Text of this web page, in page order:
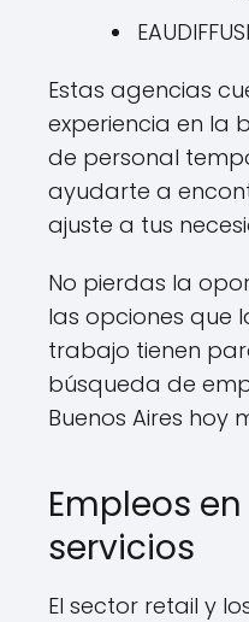
Estas agencias
experiencia en la
de personal
ayudarte a
ajuste a tus
No pierdas la
las opciones que
trabajo tienen
búsqueda de
Buenos Aires hoy
Empleos
servicios
El sector retail y